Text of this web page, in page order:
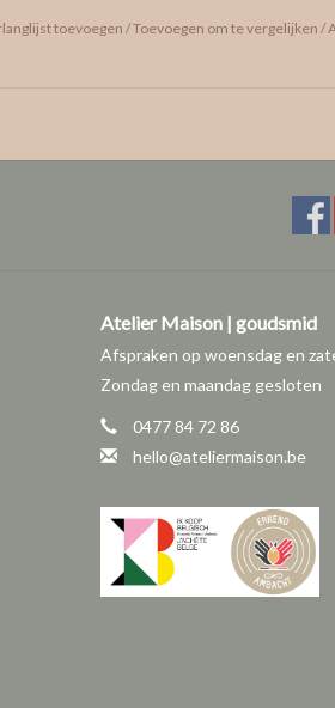
toevoegen /Toevoegen om te vergelijken /
Atelier Maison | goudsmid
Afspraken op woensdag en
Zondag en maandag gesloten
0477 84 72 86
hello@ateliermaison.be